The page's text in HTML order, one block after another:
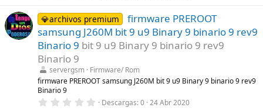
0
0
e
s
t
r
l
l
a
s
💎archivos premium
firmware PREROOT
samsung J260M bit 9 u9 Binary 9 binario 9 rev9
Binario 9 bit 9 u9 Binary 9 binario 9 rev9
Binario 9
servergsm Firmware/ Rom
firmware PREROOT samsung J260M bit 9 u9 Binary 9 binario 9 rev9
Binario 9
0 Descargas 0 24 Abr 2020